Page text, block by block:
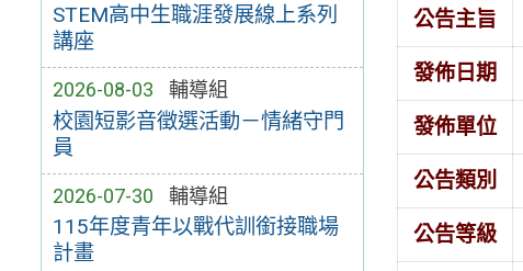
STEM高中生職涯發展線上系列
講座
2026-08-03 輔導組
校園短影音徵選活動－情緒守門
員
2026-07-30 輔導組
115年度青年以戰代訓銜接職場
計畫
公告主旨
發佈日期
發佈單位
公告類別
公告等級